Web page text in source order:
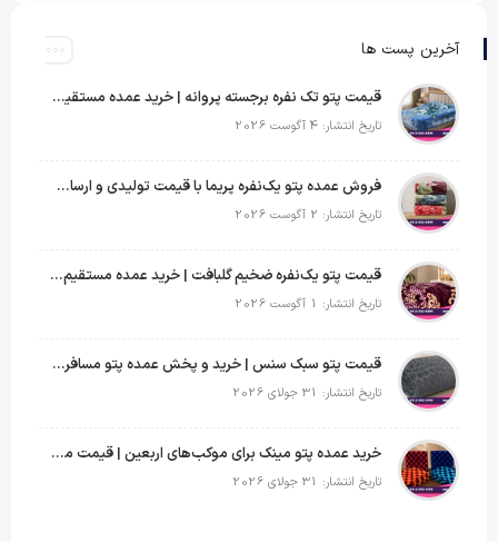
آخرین پست ها
قیمت پتو تک نفره برجسته پروانه | خرید عمده مستقیم با بهترین قیمت بازار
تاریخ انتشار: 4 آگوست 2026
فروش عمده پتو یک‌نفره پریما با قیمت تولیدی و ارسال به سراسر کشور
تاریخ انتشار: 2 آگوست 2026
قیمت پتو یک‌نفره ضخیم گلبافت | خرید عمده مستقیم با بهترین قیمت
تاریخ انتشار: 1 آگوست 2026
قیمت پتو سبک سنس | خرید و پخش عمده پتو مسافرتی Sense
تاریخ انتشار: 31 جولای 2026
خرید عمده پتو مینک برای موکب‌های اربعین | قیمت مناسب و ارسال سریع
تاریخ انتشار: 31 جولای 2026